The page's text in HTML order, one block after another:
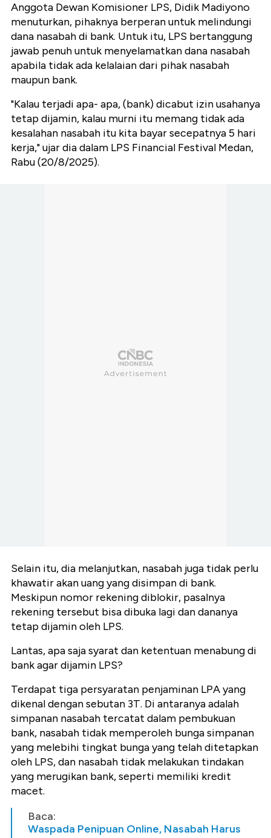
Anggota Dewan Komisioner LPS, Didik Madiyono
menuturkan, pihaknya berperan untuk melindungi
dana nasabah di bank. Untuk itu, LPS bertanggung
jawab penuh untuk menyelamatkan dana nasabah
apabila tidak ada kelalaian dari pihak nasabah
maupun bank.
"Kalau terjadi apa- apa, (bank) dicabut izin usahanya
tetap dijamin, kalau murni itu memang tidak ada
kesalahan nasabah itu kita bayar secepatnya 5 hari
kerja," ujar dia dalam LPS Financial Festival Medan,
Rabu (20/8/2025).
Selain itu,dia melanjutkan, nasabah juga tidak perlu
khawatir akan uang yang disimpan di bank.
Meskipun nomor rekening diblokir, pasalnya
rekening tersebut bisa dibuka lagi dan dananya
tetap dijamin oleh LPS.
Lantas, apa saja syarat dan ketentuan menabung di
bank agar dijamin LPS?
Terdapat tiga persyaratan penjaminan LPA yang
dikenal dengan sebutan 3T. Di antaranya adalah
simpanan nasabah tercatat dalam pembukuan
bank, nasabah tidak memperoleh bunga simpanan
yang melebihi tingkat bunga yang telah ditetapkan
oleh LPS, dan nasabah tidak melakukan tindakan
yang merugikan bank, seperti memiliki kredit
macet.
Baca:
Waspada Penipuan Online, Nasabah Harus